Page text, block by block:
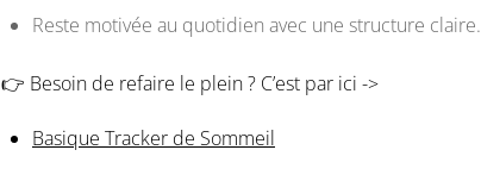
Reste motivée au quotidien avec une structure claire.
👉 Besoin de refaire le plein ? C’est par ici ->
Basique Tracker de Sommeil